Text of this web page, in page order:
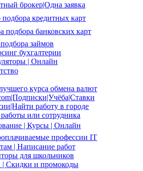
брокер|Одна заявка
кредитных карт
подбора банковских карт
займов
бухгалтерии
| Онлайн
курса обмена валют
работу в городе
или сотрудника
| Курсы | Онлайн
профессии IT
| Написание работ
для школьников
Скидки и промокоды